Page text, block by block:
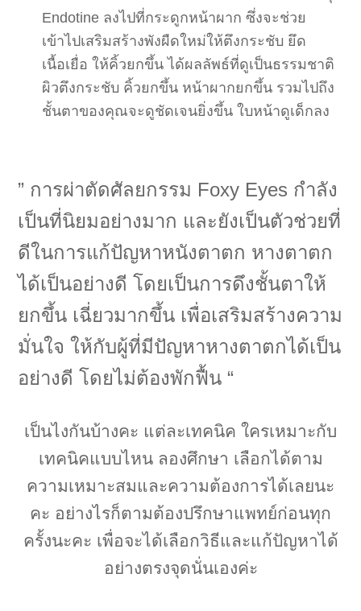
Endotine ลงไปที่กระดูกหน้าผาก ซึ่งจะช่วย
เข้าไปเสริมสร้างพังผืดใหม่ให้ตึงกระชับ ยึด
เนื้อเยื่อ ให้คิ้วยกขึ้น ได้ผลลัพธ์ที่ดูเป็นธรรมชาติ
ผิวตึงกระชับ คิ้วยกขึ้น หน้าผากยกขึ้น รวมไปถึง
ชั้นตาของคุณจะดูชัดเจนยิ่งขึ้น ใบหน้าดูเด็กลง
” การผ่าตัดศัลยกรรม Foxy Eyes กำลัง
เป็นที่นิยมอย่างมาก และยังเป็นตัวช่วยที่
ดีในการแก้ปัญหาหนังตาตก หางตาตก
ได้เป็นอย่างดี โดยเป็นการดึงชั้นตาให้
ยกขึ้น เฉี่ยวมากขึ้น เพื่อเสริมสร้างความ
มั่นใจ ให้กับผู้ที่มีปัญหาหางตาตกได้เป็น
อย่างดี โดยไม่ต้องพักฟื้น “
เป็นไงกันบ้างคะ แต่ละเทคนิค ใครเหมาะกับ
เทคนิคแบบไหน ลองศึกษา เลือกได้ตาม
ความเหมาะสมและความต้องการได้เลยนะ
คะ อย่างไรก็ตามต้องปรึกษาแพทย์ก่อนทุก
ครั้งนะคะ เพื่อจะได้เลือกวิธีและแก้ปัญหาได้
อย่างตรงจุดนั่นเองค่ะ